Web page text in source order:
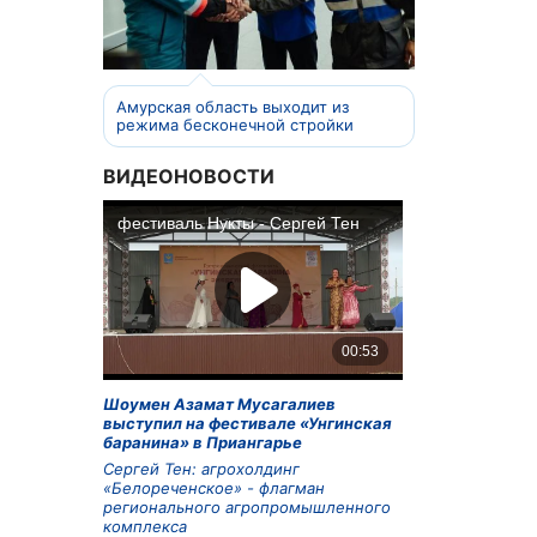
Амурская область выходит из
режима бесконечной стройки
ВИДЕОНОВОСТИ
Шоумен Азамат Мусагалиев
выступил на фестивале «Унгинская
баранина» в Приангарье
Сергей Тен: агрохолдинг
«Белореченское» - флагман
регионального агропромышленного
комплекса